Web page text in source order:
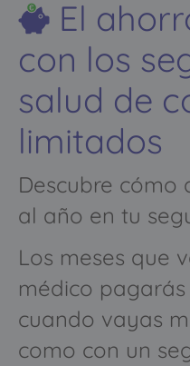
El
con los
salud de
limitados
Descubre cómo
al año en tu
Los meses que
médico
cuando vayas
como con un